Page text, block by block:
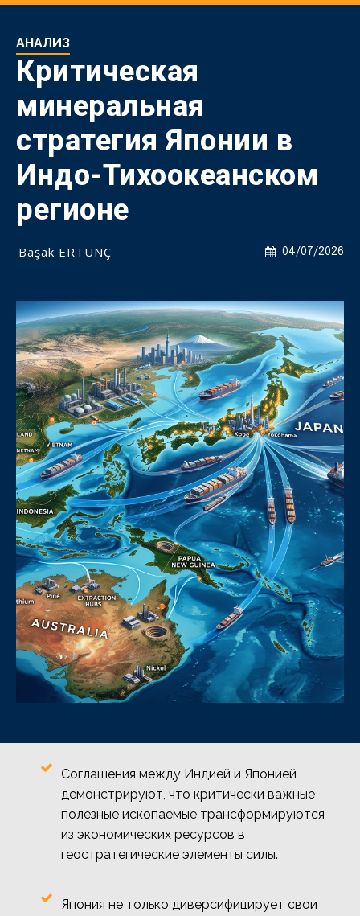
АНАЛИЗ
Критическая
минеральная
стратегия Японии в
Индо-Тихоокеанском
регионе
04/07/2026
Başak ERTUNÇ
Соглашения между Индией и Японией
демонстрируют, что критически важные
полезные ископаемые трансформируются
из экономических ресурсов в
геостратегические элементы силы.
Япония не только диверсифицирует свои